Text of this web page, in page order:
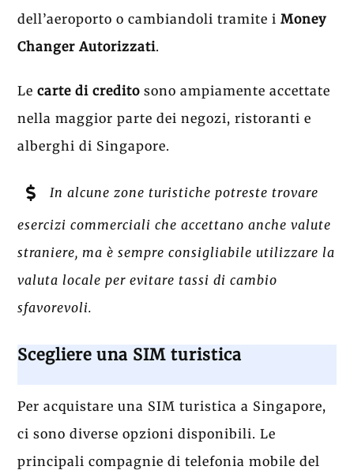
dell’aeroporto o cambiandoli tramite iMoney
Changer Autorizzati.
Le carte di credito sono ampiamente accettate
nella maggior parte dei negozi, ristoranti e
alberghi di Singapore.
In alcune zone turistiche potreste trovare
esercizi commerciali che accettano anche valute
straniere, ma è sempre consigliabile utilizzare la
valuta locale per evitare tassi di cambio
sfavorevoli.
Scegliere una SIM turistica
Per acquistare una SIM turistica a Singapore,
ci sono diverse opzioni disponibili. Le
principali compagnie di telefonia mobile del